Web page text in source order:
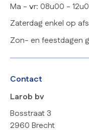
Ma - vr: 08u00 -
Zaterdag enkel op
Zon- en feestdagen
Contact
Larob bv
Bosstraat 3
2960 Brecht